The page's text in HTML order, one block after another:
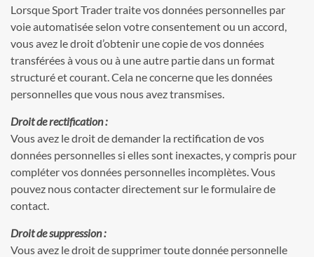
Lorsque Sport Trader traite vos données personnelles par
voie automatisée selon votre consentement ou un accord,
vous avez le droit d’obtenir une copie de vos données
transférées à vous ou à une autre partie dans un format
structuré et courant. Cela ne concerne que les données
personnelles que vous nous avez transmises.
Droit de rectification :
Vous avez le droit de demander la rectification de vos
données personnelles si elles sont inexactes, y compris pour
compléter vos données personnelles incomplètes. Vous
pouvez nous contacter directement sur le formulaire de
contact.
Droit de suppression :
Vous avez le droit de supprimer toute donnée personnelle